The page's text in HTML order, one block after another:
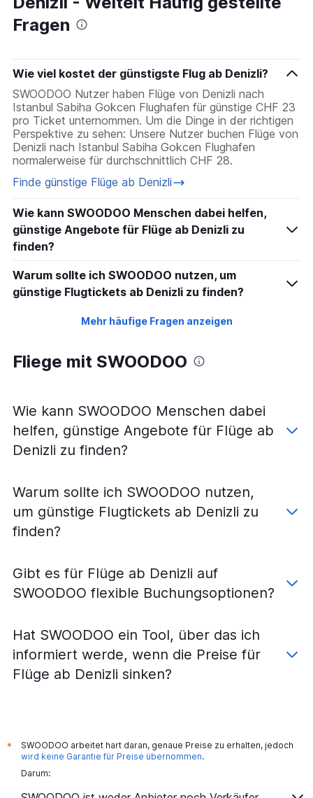
Flüge nach Düsseldorf
Flüge nach Antalya
Fragen
Wie viel kostet der günstigste Flug ab Denizli?
SWOODOO Nutzer haben Flüge von Denizli nach
Istanbul Sabiha Gokcen Flughafen für günstige CHF 23
pro Ticket unternommen. Um die Dinge in der richtigen
Perspektive zu sehen: Unsere Nutzer buchen Flüge von
Denizli nach Istanbul Sabiha Gokcen Flughafen
normalerweise für durchschnittlich CHF 28.
Finde günstige Flüge ab Denizli
Wie kann SWOODOO Menschen dabei helfen,
günstige Angebote für Flüge ab Denizli zu
finden?
Warum sollte ich SWOODOO nutzen, um
günstige Flugtickets ab Denizli zu finden?
Mehr häufige Fragen anzeigen
Fliege mit SWOODOO
Wie kann SWOODOO Menschen dabei
helfen, günstige Angebote für Flüge ab
Denizli zu finden?
Warum sollte ich SWOODOO nutzen,
um günstige Flugtickets ab Denizli zu
finden?
Gibt es für Flüge ab Denizli auf
SWOODOO flexible Buchungsoptionen?
Hat SWOODOO ein Tool, über das ich
informiert werde, wenn die Preise für
Flüge ab Denizli sinken?
*
SWOODOO arbeitet hart daran, genaue Preise zu erhalten, jedoch
wird keine Garantie für Preise übernommen.
Darum: